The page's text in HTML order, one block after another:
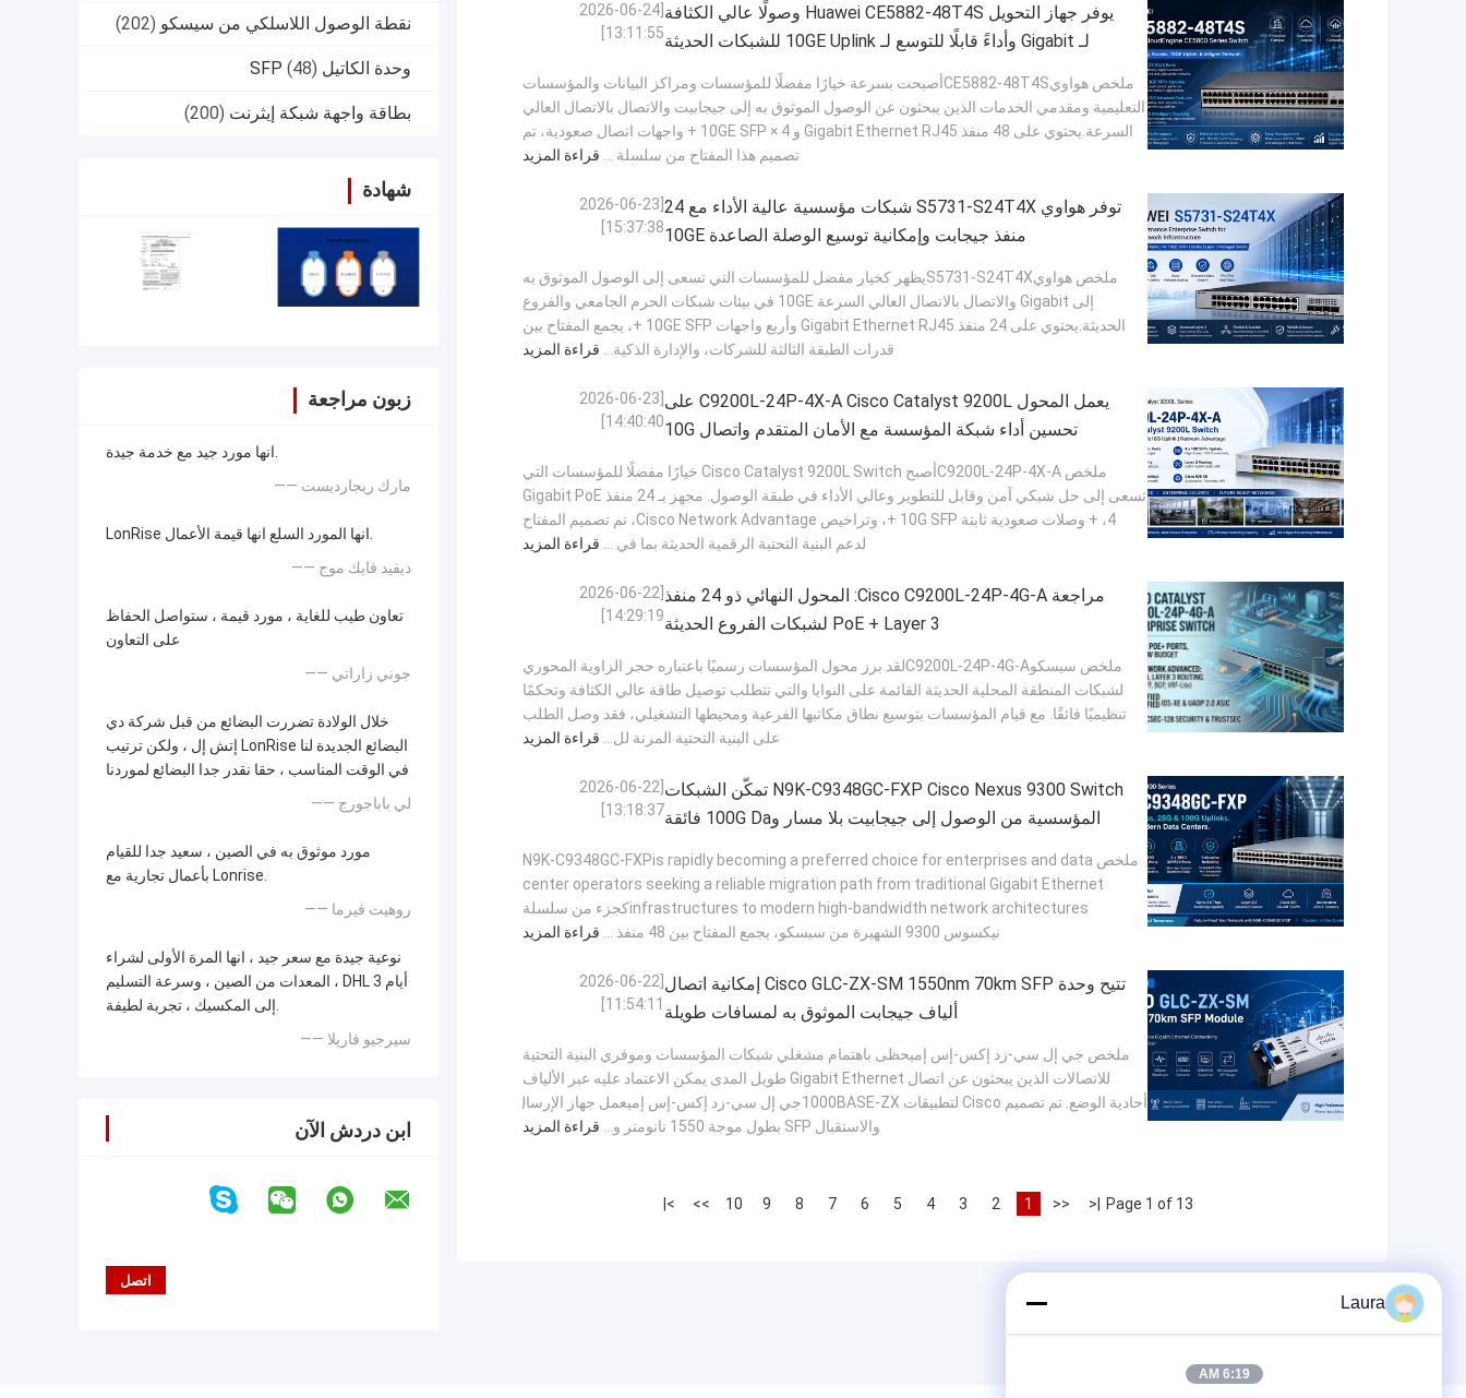
نقطة الوصول اللاسلكي من سيسكو (202)
وحدة الكاتيل SFP (48)
بطاقة واجهة شبكة إيثرنت (200)
شهادة
زبون مراجعة
انها مورد جيد مع خدمة جيدة.
—— مارك ريجارديست
LonRise انها المورد السلع انها قيمة الأعمال.
—— ديفيد فايك موج
تعاون طيب للغاية ، مورد قيمة ، ستواصل الحفاظ
على التعاون
—— جوني زاراتي
خلال الولادة تضررت البضائع من قبل شركة دي
إتش إل ، ولكن ترتيب LonRise البضائع الجديدة لنا
في الوقت المناسب ، حقا نقدر جدا البضائع لموردنا
—— لي باباجورج
مورد موثوق به في الصين ، سعيد جدا للقيام
بأعمال تجارية مع Lonrise.
—— روهيت فيرما
نوعية جيدة مع سعر جيد ، انها المرة الأولى لشراء
المعدات من الصين ، وسرعة التسليم ، DHL 3 أيام
إلى المكسيك ، تجربة لطيفة.
—— سيرجيو فاريلا
ابن دردش الآن
يوفر جهاز التحويل Huawei CE5882-48T4S وصولًا عالي الكثافة
لـ Gigabit وأداءً قابلًا للتوسع لـ 10GE Uplink للشبكات الحديثة
[2026-06-24
13:11:55]
ملخص هواويCE5882-48T4Sأصبحت بسرعة خيارًا مفضلًا للمؤسسات ومراكز البيانات والمؤسسات
التعليمية ومقدمي الخدمات الذين يبحثون عن الوصول الموثوق به إلى جيجابيت والاتصال بالاتصال العالي
السرعة.يحتوي على 48 منفذ Gigabit Ethernet RJ45 و 4 × 10GE SFP + واجهات اتصال صعودية، تم
تصميم هذا المفتاح من سلسلة ... قراءة المزيد
توفر هواوي S5731-S24T4X شبكات مؤسسية عالية الأداء مع 24
منفذ جيجابت وإمكانية توسيع الوصلة الصاعدة 10GE
[2026-06-23
15:37:38]
ملخص هواويS5731-S24T4Xيظهر كخيار مفضل للمؤسسات التي تسعى إلى الوصول الموثوق به
إلى Gigabit والاتصال بالاتصال العالي السرعة 10GE في بيئات شبكات الحرم الجامعي والفروع
الحديثة.يحتوي على 24 منفذ Gigabit Ethernet RJ45 وأربع واجهات 10GE SFP +، يجمع المفتاح بين
قدرات الطبقة الثالثة للشركات، والإدارة الذكية... قراءة المزيد
يعمل المحول C9200L-24P-4X-A Cisco Catalyst 9200L على
تحسين أداء شبكة المؤسسة مع الأمان المتقدم واتصال 10G
[2026-06-23
14:40:40]
ملخص C9200L-24P-4X-Aأصبح Cisco Catalyst 9200L Switch خيارًا مفضلًا للمؤسسات التي
تسعى إلى حل شبكي آمن وقابل للتطوير وعالي الأداء في طبقة الوصول. مجهز بـ 24 منفذ Gigabit PoE
+ ،4 وصلات صعودية ثابتة 10G SFP +، وتراخيص Cisco Network Advantage، تم تصميم المفتاح
لدعم البنية التحتية الرقمية الحديثة بما في ... قراءة المزيد
مراجعة Cisco C9200L-24P-4G-A: المحول النهائي ذو 24 منفذ
PoE + Layer 3 لشبكات الفروع الحديثة
[2026-06-22
14:29:19]
ملخص سيسكوC9200L-24P-4G-Aلقد برز محول المؤسسات رسميًا باعتباره حجر الزاوية المحوري
لشبكات المنطقة المحلية الحديثة القائمة على النوايا والتي تتطلب توصيل طاقة عالي الكثافة وتحكمًا
تنظيميًا فائقًا. مع قيام المؤسسات بتوسيع نطاق مكاتبها الفرعية ومحيطها التشغيلي، فقد وصل الطلب
على البنية التحتية المرنة لل... قراءة المزيد
N9K-C9348GC-FXP Cisco Nexus 9300 Switch تمكّن الشبكات
المؤسسية من الوصول إلى جيجابيت بلا مسار و100G Da فائقة
[2026-06-22
13:18:37]
ملخص N9K-C9348GC-FXPis rapidly becoming a preferred choice for enterprises and data
center operators seeking a reliable migration path from traditional Gigabit Ethernet
infrastructures to modern high-bandwidth network architecturesكجزء من سلسلة
نيكسوس 9300 الشهيرة من سيسكو، يجمع المفتاح بين 48 منفذ ...
قراءة المزيد
تتيح وحدة Cisco GLC-ZX-SM 1550nm 70km SFP إمكانية اتصال
ألياف جيجابت الموثوق به لمسافات طويلة
[2026-06-22
11:54:11]
ملخص جي إل سي-زد إكس-إس إميحظى باهتمام مشغلي شبكات المؤسسات وموفري البنية التحتية
للاتصالات الذين يبحثون عن اتصال Gigabit Ethernet طويل المدى يمكن الاعتماد عليه عبر الألياف
أحادية الوضع. تم تصميم Cisco لتطبيقات 1000BASE-ZXجي إل سي-زد إكس-إس إميعمل جهاز الإرسال
والاستقبال SFP بطول موجة 1550 نانومتر و...
قراءة المزيد
Page 1 of 13
|<
<<
1
2
3
4
5
6
7
8
9
10
>>
>|
Laura
6:19 AM